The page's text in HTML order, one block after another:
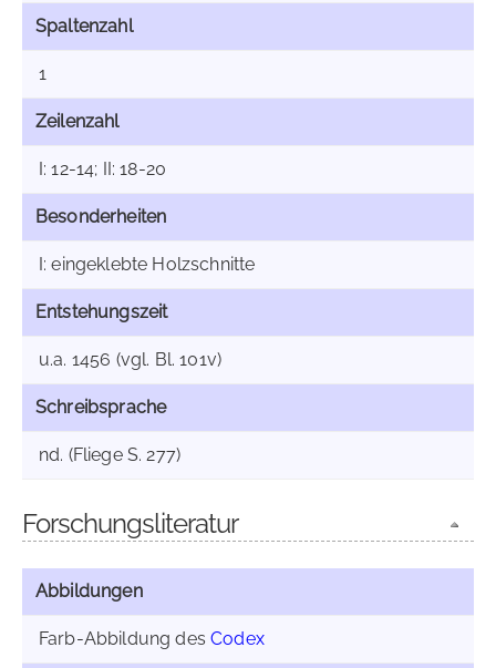
Spaltenzahl
1
Zeilenzahl
I: 12-14; II: 18-20
Besonderheiten
I: eingeklebte Holzschnitte
Entstehungszeit
u.a. 1456 (vgl. Bl. 101v)
Schreibsprache
nd. (Fliege S. 277)
Forschungsliteratur
Abbildungen
Farb-Abbildung desCodex